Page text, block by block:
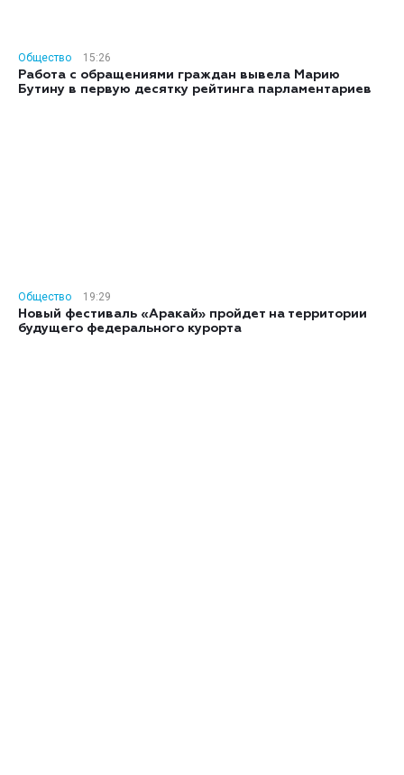
Общество
15:26
Работа с обращениями граждан вывела Марию
Бутину в первую десятку рейтинга парламентариев
Общество
19:29
Новый фестиваль «Аракай» пройдет на территории
будущего федерального курорта